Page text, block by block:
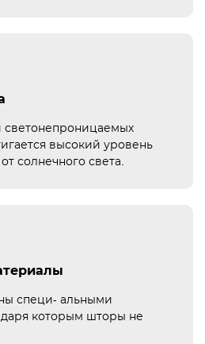
светонепроницаемых
высокий уровень
солнечного света.
специ- альными
которым шторы не